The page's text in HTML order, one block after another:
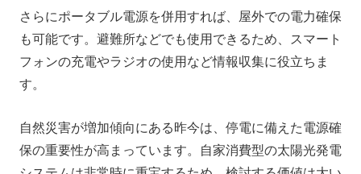
さらにポータブル電源を併用すれば、屋外での電力確保
も可能です。避難所などでも使用できるため、スマート
フォンの充電やラジオの使用など情報収集に役立ちま
す。
自然災害が増加傾向にある昨今は、停電に備えた電源確
保の重要性が高まっています。自家消費型の太陽光発電